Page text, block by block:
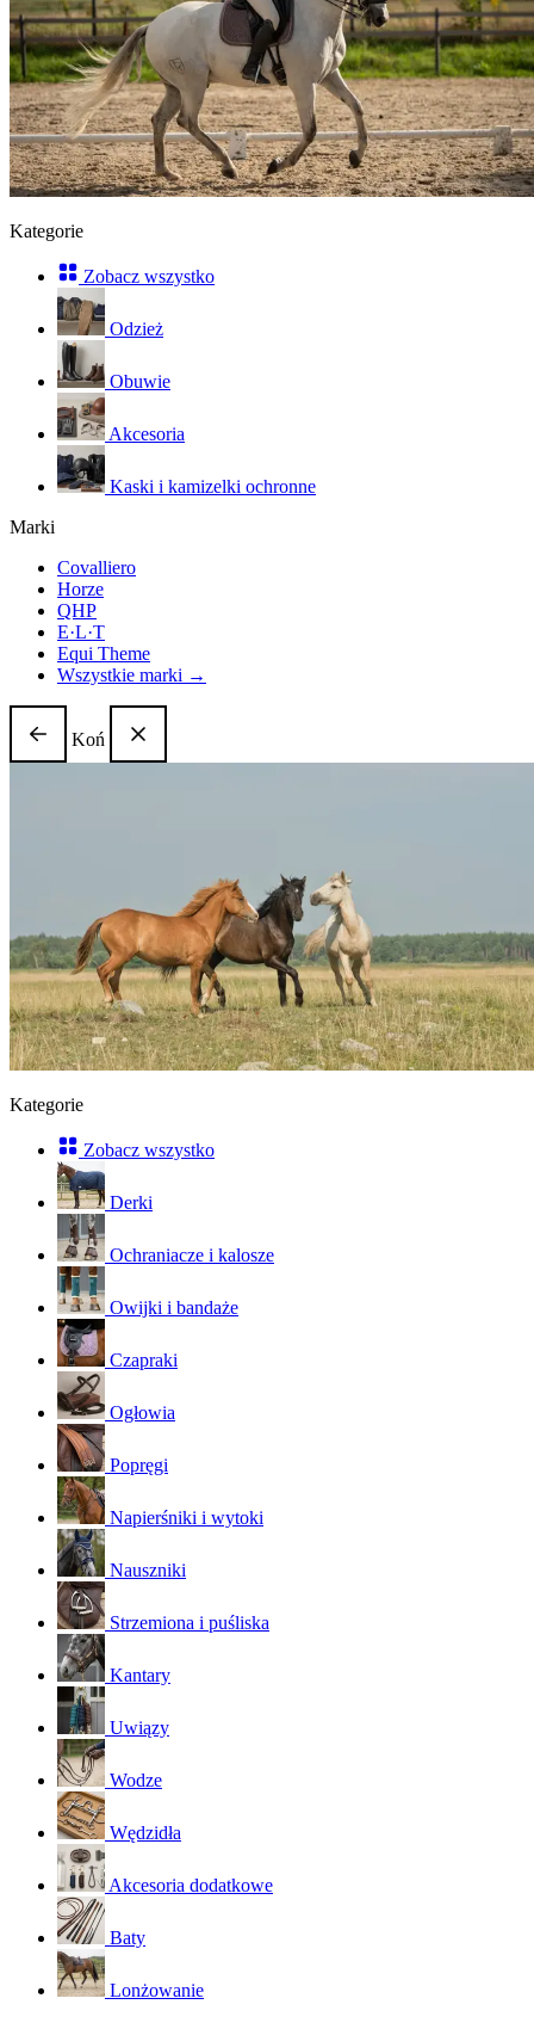
Kategorie
Zobacz wszystko
Odzież
Obuwie
Akcesoria
Kaski i kamizelki ochronne
Marki
Covalliero
Horze
QHP
E·L·T
Equi Theme
Wszystkie marki →
Koń
Kategorie
Zobacz wszystko
Derki
Ochraniacze i kalosze
Owijki i bandaże
Czapraki
Ogłowia
Popręgi
Napierśniki i wytoki
Nauszniki
Strzemiona i puśliska
Kantary
Uwiązy
Wodze
Wędzidła
Akcesoria dodatkowe
Baty
Lonżowanie